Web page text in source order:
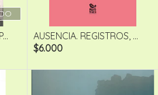
AUSENCIA. REGISTROS, ...
$6.000